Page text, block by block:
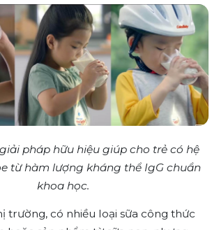
pháp hữu hiệu giúp cho trẻ có hệ
từ hàm lượng kháng thể IgG chuẩn
khoa học.
trường, có nhiều loại sữa công thức